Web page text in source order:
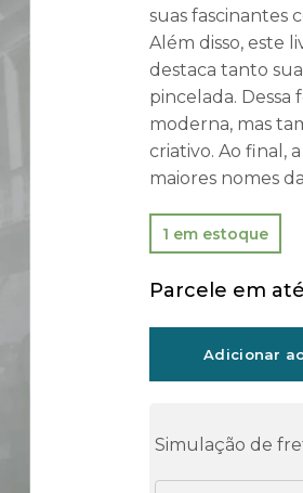
suas fascinantes
Além disso, este
destaca tanto
pincelada. Dessa
moderna, mas
criativo. Ao final,
maiores nomes
1 em estoque
Parcele em
Adicionar
Simulação de